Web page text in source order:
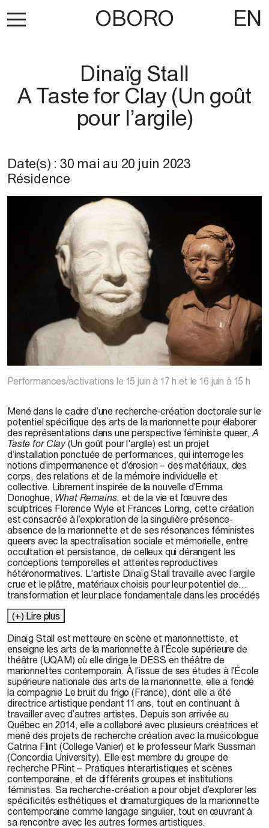
OBORO EN
Dinaïg Stall
A Taste for Clay (Un goût
pour l’argile)
Date(s) : 30 mai au 20 juin 2023
Résidence
Performances/activations le 15 juin à 17 h et le 16 juin à 15 h
Mené dans le cadre d’une recherche-création doctorale sur le
potentiel spécifique des arts de la marionnette pour élaborer
des représentations dans une perspective féministe queer, A
Taste for Clay(Un goût pour l'argile) est un projet
d’installation ponctuée de performances, qui interroge les
notions d’impermanence et d’érosion – des matériaux, des
corps, des relations et de la mémoire individuelle et
collective. Librement inspirée de la nouvelle d’Emma
Donoghue, What Remains, et de la vie et l’œuvre des
sculptrices Florence Wyle et Frances Loring, cette création
est consacrée à l’exploration de la singulière présence-
absence de la marionnette et de ses résonances féministes
queers avec la spectralisation sociale et mémorielle, entre
occultation et persistance, de celleux qui dérangent les
conceptions temporelles et attentes reproductives
hétéronormatives. L'artiste Dinaïg Stall travaille avec l’argile
crue et le plâtre, matériaux choisis pour leur potentiel de
transformation et leur place fondamentale dans les procédés
temps long de l’installation et à créer une forme hybride, à la
lecture univoque en tant qu’objet d’art ou en tant que
performance, parce qu’elle est les deux tout à la fois. Sans
cesse entre vie et mort, objet et personnage, sculpture et
marionnette, figuration et évocation, les différentes
incarnations vacillantes et fugaces qui peuplent A Taste for
Claynous ramènent à l’espace de l’atelier, au processus
créateur et à l’incertitude du faire, bien plus qu’à l’autoritaire
grandeur des monuments officiels; à ce qui vit dans
l’interstice de la pierre, dans le temps de l’érosion.
(+) Lire plus
Dinaïg Stall est metteure en scène et marionnettiste, et
enseigne les arts de la marionnette à l’École supérieure de
théâtre (UQAM) où elle dirige le DESS en théâtre de
marionnettes contemporain. À l’issue de ses études à l’École
supérieure nationale des arts de la marionnette, elle a fondé
la compagnie Le bruit du frigo (France), dont elle a été
directrice artistique pendant 11 ans, tout en continuant à
travailler avec d’autres artistes. Depuis son arrivée au
Québec en 2014, elle a collaboré avec plusieurs créatrices et
mené des projets de recherche création avec la musicologue
CatrinaFlint (CollegeVanier) et le professeur Mark Sussman
(Concordia University). Elle est membre du groupe de
recherche PRint – Pratiques interartistiques et scènes
contemporaine, et de différents groupes et institutions
féministes. Sa recherche-création a pour objet d’explorer les
spécificités esthétiques et dramaturgiques de la marionnette
contemporaine comme langage singulier, tout en œuvrant à
sa rencontre avec les autres formes artistiques.